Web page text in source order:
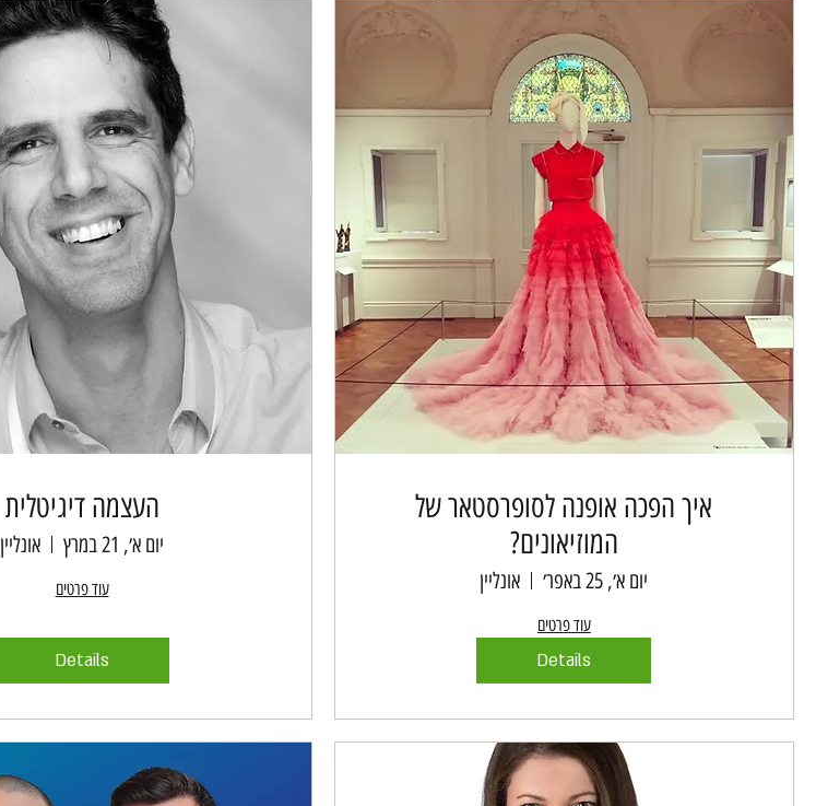
איך הפכה אופנה לסופרסטאר של
המוזיאונים?
יום א׳, 25 באפר׳ אונליין
עוד פרטים
Details
העצמה דיגיטלית
יום א׳, 21 במרץ אונליין
עוד פרטים
Details